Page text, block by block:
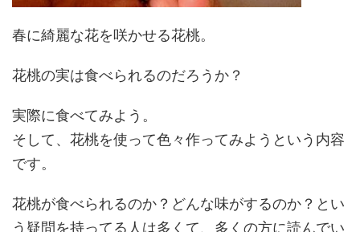
春に綺麗な花を咲かせる花桃。
花桃の実は食べられるのだろうか？
実際に食べてみよう。
そして、花桃を使って色々作ってみようという内容
です。
花桃が食べられるのか？どんな味がするのか？とい
う疑問を持ってる人は多くて、多くの方に読んでい